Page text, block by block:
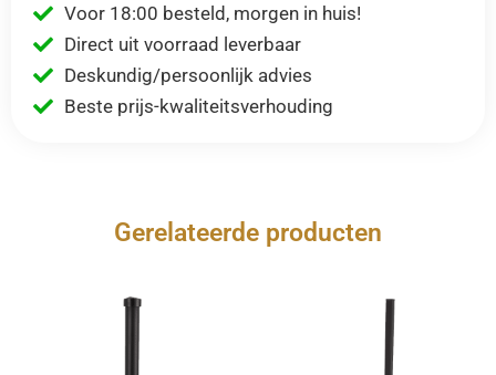
Voor 18:00 besteld, morgen in huis!
Direct uit voorraad leverbaar
Deskundig/persoonlijk advies
Beste prijs-kwaliteitsverhouding
Gerelateerde producten